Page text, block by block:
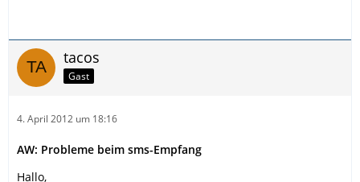
tacos
Gast
4. April 2012 um 18:16
AW: Probleme beim sms-Empfang
Hallo,